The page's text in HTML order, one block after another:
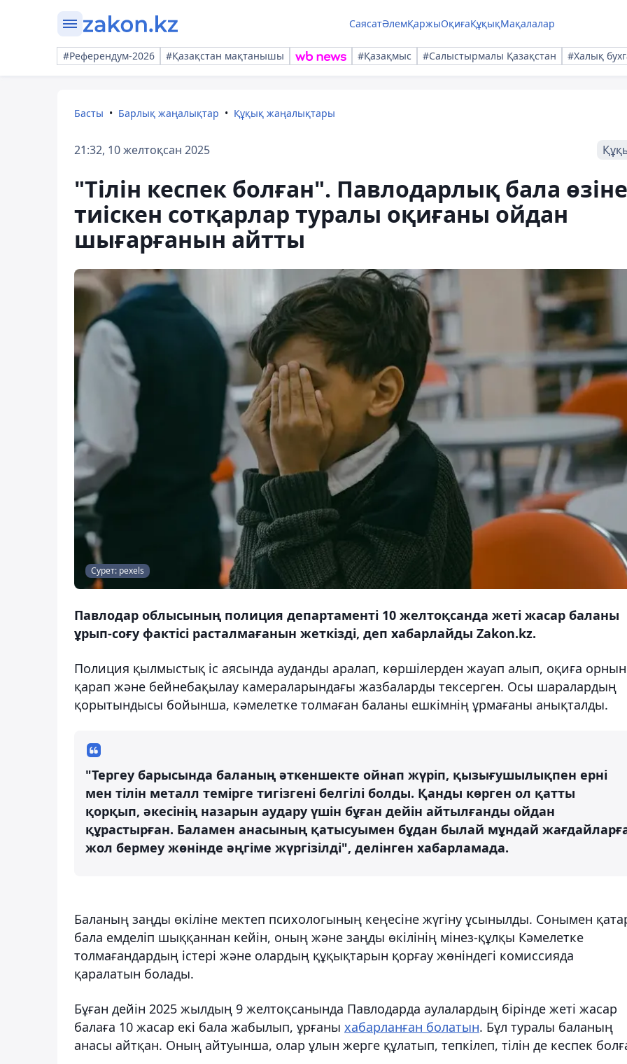
СаясатӘлемҚаржыОқиғаҚұқықМақалалар
#Референдум-2026 #Қазақстан мақтанышы #Қазақмыс #Салыстырмалы Қазақстан #Халық
Басты Барлық жаңалықтар Құқық жаңалықтары
21:32, 10 желтоқсан 2025
"Тілін кеспек болған". Павлодарлық бала өзіне
тиіскен сотқарлар туралы оқиғаны ойдан
шығарғанын айтты
Сурет: pexels
Павлодар облысының полиция департаменті 10 желтоқсанда жеті жасар баланы
ұрып-соғу фактісі расталмағанын жеткізді, деп хабарлайды Zakon.kz.
Полиция қылмыстық іс аясында ауданды аралап, көршілерден жауап алып, оқиға орнын
қарап және бейнебақылау камераларындағы жазбаларды тексерген. Осы шаралардың
қорытындысы бойынша, кәмелетке толмаған баланы ешкімнің ұрмағаны анықталды.
"Тергеу барысында баланың әткеншекте ойнап жүріп, қызығушылықпен ерні
мен тілін металл темірге тигізгені белгілі болды. Қанды көрген ол қатты
қорқып, әкесінің назарын аудару үшін бұған дейін айтылғанды ойдан
құрастырған. Баламен анасының қатысуымен бұдан былай мұндай
жол бермеу жөнінде әңгіме жүргізілді", делінген хабарламада.
Баланың заңды өкіліне мектеп психологының кеңесіне жүгіну ұсынылды. Сонымен
бала емделіп шыққаннан кейін, оның және заңды өкілінің мінез-құлқы Кәмелетке
толмағандардың істері және олардың құқықтарын қорғау жөніндегі комиссияда
қаралатын болады.
Бұған дейін 2025 жылдың 9 желтоқсанында Павлодарда аулалардың бірінде жеті жасар
балаға 10 жасар екі бала жабылып, ұрғаны хабарланған болатын. Бұл туралы баланың
анасы айтқан. Оның айтуынша, олар ұлын жерге құлатып, тепкілеп, тілін де кеспек